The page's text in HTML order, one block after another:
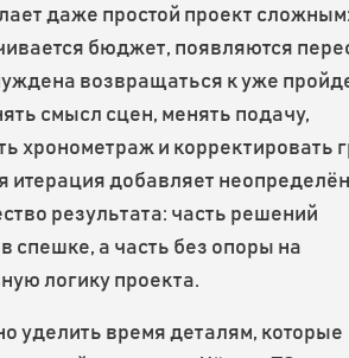
даже простой проект
бюджет, появляются
возвращаться к уже
смысл сцен, менять подачу,
хронометраж и корректировать
итерация добавляет
результата: часть решений
спешке, а часть без опоры на
логику проекта.
уделить время деталям, которые